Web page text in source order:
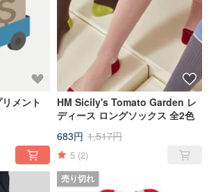
メント
HM Sicily's Tomato Garden レ
ディース ロングソックス 全2色
683円 1,517円
5 (2)
売り切れ